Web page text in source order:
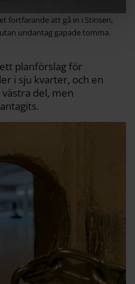
fortfarande att gå in i Stinsen,
undantag gapade tomma.
planförslag för
i sju kvarter, och en
del, men